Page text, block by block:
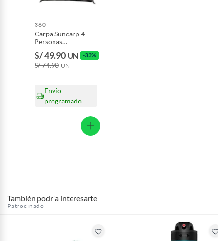
360
Carpa Suncarp 4
Personas
210x180x110 cm
S/ 49.90 UN -33%
S/ 74.90 UN
Envío
programado
También podría interesarte
Patrocinado